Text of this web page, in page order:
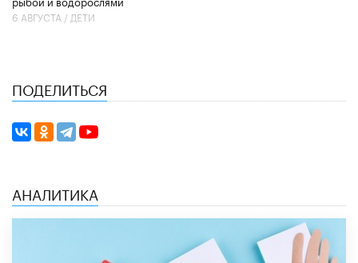
6 АВГУСТА / ДЕТИ
ПОДЕЛИТЬСЯ
АНАЛИТИКА